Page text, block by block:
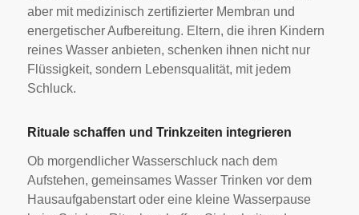
aber mit medizinisch zertifizierter Membran und
energetischer Aufbereitung. Eltern, die ihren Kindern
reines Wasser anbieten, schenken ihnen nicht nur
Flüssigkeit, sondern Lebensqualität, mit jedem
Schluck.
Rituale schaffen und Trinkzeiten integrieren
Ob morgendlicher Wasserschluck nach dem
Aufstehen, gemeinsames Wasser Trinken vor dem
Hausaufgabenstart oder eine kleine Wasserpause